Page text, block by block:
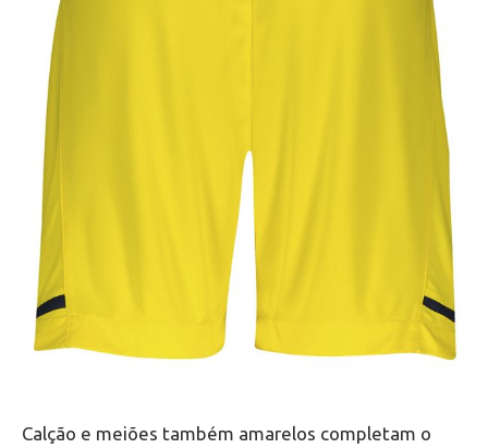
Calção e meiões também amarelos completam o